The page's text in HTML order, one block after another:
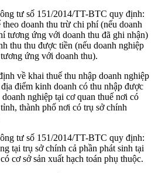
tư số 151/2014/TT-BTC quy định:
doanh thu trừ chi phí (nếu doanh
tương ứng với doanh thu đã ghi nhận)
thu thu được tiền (nếu doanh nghiệp
ứng với doanh thu).
về khai thuế thu nhập doanh nghiệp
điểm kinh doanh có thu nhập được
nghiệp tại cơ quan thuế nơi có
thành phố nơi có trụ sở chính
tư số 151/2014/TT-BTC quy định:
tại trụ sở chính cả phần phát sinh tại
cơ sở sản xuất hạch toán phụ thuộc.